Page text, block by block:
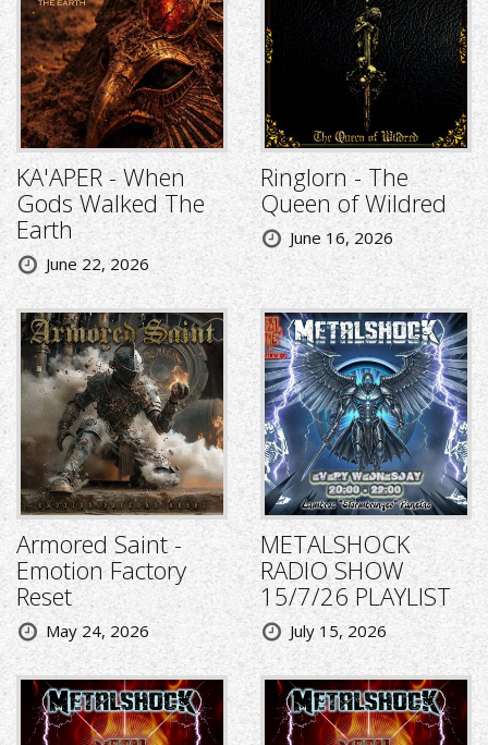
KA'APER - When
Gods Walked The
Earth
June 22, 2026
Ringlorn - The
Queen of Wildred
June 16, 2026
Armored Saint -
Emotion Factory
Reset
May 24, 2026
METALSHOCK
RADIO SHOW
15/7/26 PLAYLIST
July 15, 2026